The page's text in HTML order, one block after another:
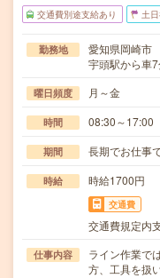
交通費別途支給あり 土
勤務地
愛知県岡崎市
宇頭駅から車
曜日頻度 月～金
時間 08:30～17:00
期間 長期でお仕事
時給 時給1700円
交通費
交通費規定内
仕事内容
ライン作業で
方、工具を扱